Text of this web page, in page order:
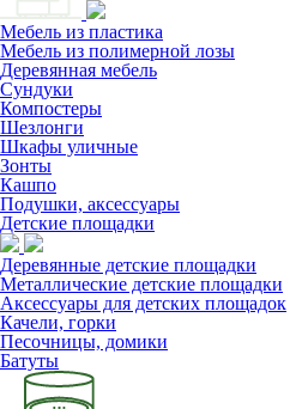
Мебель из пластика
Мебель из полимерной лозы
Деревянная мебель
Сундуки
Компостеры
Шезлонги
Шкафы уличные
Зонты
Кашпо
Подушки, аксессуары
Детские площадки
Деревянные детские площадки
Металлические детские площадки
Аксессуары для детских площадок
Качели, горки
Песочницы, домики
Батуты